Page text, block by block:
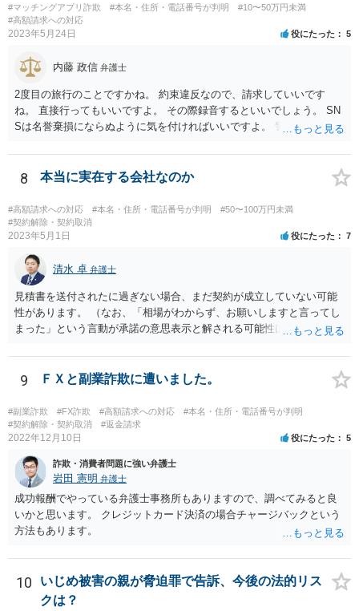
#マッチングアプリ詐欺 #本名・住所・電話番号が判明
#10〜50万円未満
#高額請求への対応
2023年5月24日 役にたった 5
内藤 政信 弁護士
2度目の旅行のことですかね。 約束違反なので、請求していいです
ね。 直接行ってもいいですよ。 その際録音するといいでしょう。 SN
Sは名誉棄損にならぬように気を付ければいいですよ。 警察に行って
8 本当に実在する会社なのか
#高額請求への対応 #本名・住所・電話番号が判明
#50〜100万円未満
#契約解除・契約取消
2023年5月1日 役にたった 7
清水 卓 弁護士
見積書を送付されたに過ぎない場合、まだ契約が成立していない可能
性があります。 （なお、「相場がわからず、お願いしますと言ってし
まった」という言動が承諾の意思表示と解される可能性はあります
る余地があるかもしれません）。 いずれにしても、相手会社の実在
等に不安を感じるのであれば、相手方とのやりとりを一旦保留とし
に、法務局で商業•法人登記の登記事項証明書の入手を試みてみる方法
も考えられます（相手の会社が実在する会社なのか、やりとりしてい
る相手が代表権限を有しているのか等について、登記登録の有無や登
録内容を確かめることができます）。 【参考】法務局サイト https://w
ww.moj.go.jp/MINJI/houjintouki.html
9 ＦＸと副業詐欺に遭いました。
#副業詐欺 #FX詐欺 #高額請求への対応
#本名・住所・電話番号が判明
#契約解除・契約取消
#返金請求
2022年12月10日 役にたった 5
詐欺・消費者問題に強い弁護士
岩田 憲明 弁護士
成功報酬でやっている弁護士事務所もありますので、調べてみると良
いかと思います。 クレジットカード決済の場合チャージバックという
方法もあります。
10
いじめ被害の親が脅迫罪で告訴、今後の法的リス
クは？